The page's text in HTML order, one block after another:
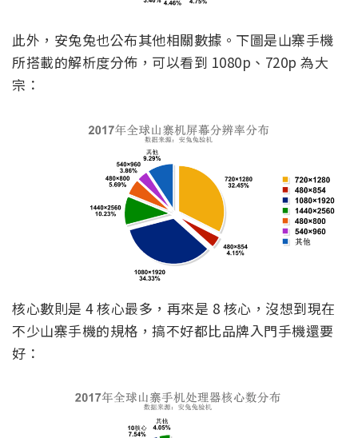
此外，安兔兔也公布其他相關數據。下圖是山寨手機
所搭載的解析度分佈，可以看到 1080p、720p 為大
宗：
核心數則是 4 核心最多，再來是 8 核心，沒想到現在
不少山寨手機的規格，搞不好都比品牌入門手機還要
好：